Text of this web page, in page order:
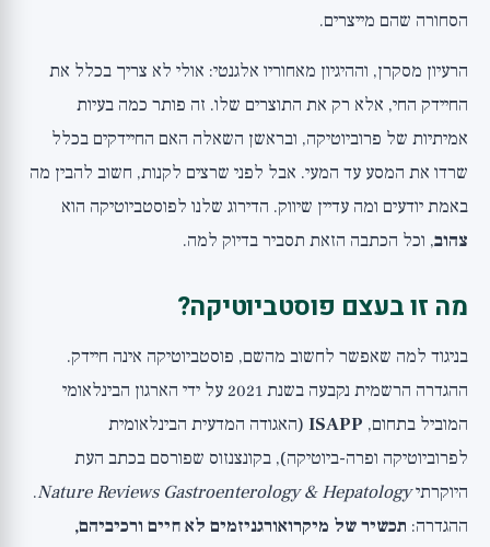
איך לבחור ואיך לקחת?
השורה התחתונה: למי זה מתאים?
הסחורה שהם מייצרים.
הרעיון מסקרן, וההיגיון מאחוריו אלגנטי: אולי לא צריך בכלל את
החיידק החי, אלא רק את התוצרים שלו. זה פותר כמה בעיות
אמיתיות של פרוביוטיקה, ובראשן השאלה האם החיידקים בכלל
שרדו את המסע עד המעי. אבל לפני שרצים לקנות, חשוב להבין מה
באמת יודעים ומה עדיין שיווק. הדירוג שלנו לפוסטביוטיקה הוא
צהוב, וכל הכתבה הזאת תסביר בדיוק למה.
מה זו בעצם פוסטביוטיקה?
בניגוד למה שאפשר לחשוב מהשם, פוסטביוטיקה אינה חיידק.
ההגדרה הרשמית נקבעה בשנת 2021 על ידי הארגון הבינלאומי
המוביל בתחום, ISAPP (האגודה המדעית הבינלאומית
לפרוביוטיקה ופרה-ביוטיקה), בקונצנזוס שפורסם בכתב העת
היוקרתיNature Reviews Gastroenterology & Hepatology
.
ההגדרה: תכשיר של מיקרואורגניזמים לא חיים ורכיביהם,